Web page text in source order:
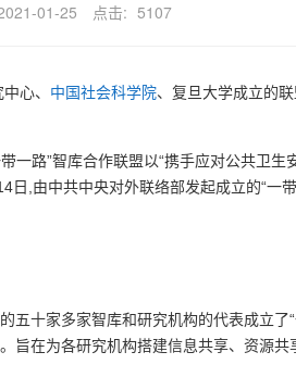
01-25 点击: 5107
心、 中国社会科学院、复旦大学成立的
一路”智库合作联盟以“携手应对公共卫
日,由中共中央对外联络部发起成立的“一
五十家多家智库和研究机构的代表成立
旨在为各研究机构搭建信息共享、资源